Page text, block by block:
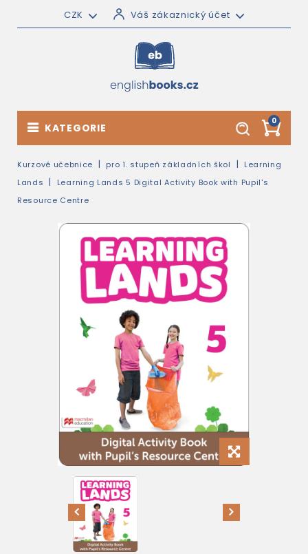
CZK Váš zákaznický účet
0
KATEGORIE
Kurzové učebnice pro 1. stupeň základních škol
Learning
Lands
Learning Lands 5 Digital Activity Book with Pupil's
Resource Centre